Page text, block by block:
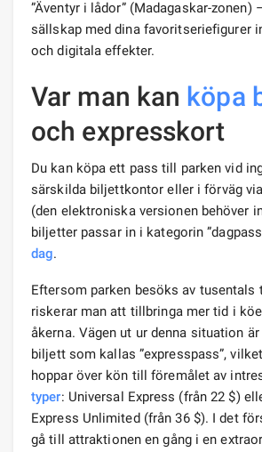
”Äventyr i lådor” (Madagaskar-zonen)
sällskap med dina favoritseriefigurer
och digitala effekter.
Var man kan köpa
och expresskort
Du kan köpa ett pass till parken vid
särskilda biljettkontor eller i förväg
(den elektroniska versionen behöver
biljetter passar in i kategorin
dag.
Eftersom parken besöks av tusentals
riskerar man att tillbringa mer tid i
åkerna. Vägen ut ur denna situation
biljett som kallas ”expresspass”,
hoppar över kön till föremålet av
typer: Universal Express (från 22 $)
Express Unlimited (från 36 $). I det
gå till attraktionen en gång i en